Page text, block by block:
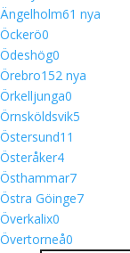
Ängelholm61 nya
Öckerö0
Ödeshög0
Örebro152 nya
Örkelljunga0
Örnsköldsvik5
Östersund11
Österåker4
Östhammar7
Östra Göinge7
Överkalix0
Övertorneå0